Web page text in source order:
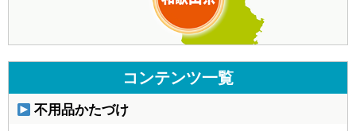
コンテンツ一覧
不用品かたづけ